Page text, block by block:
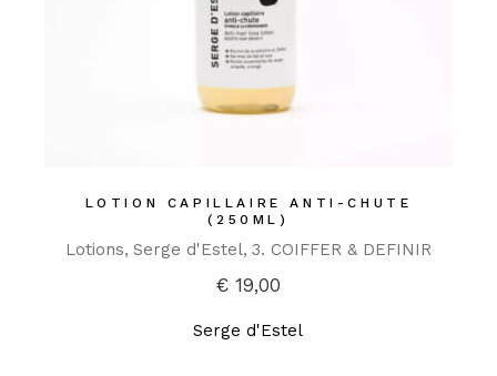
LOTION CAPILLAIRE ANTI-CHUTE
(250ML)
Lotions Serge d'Estel 3. COIFFER & DEFINIR
€ 19,00
Serge d'Estel